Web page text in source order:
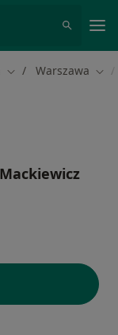
Zmień miasto
Warszawa